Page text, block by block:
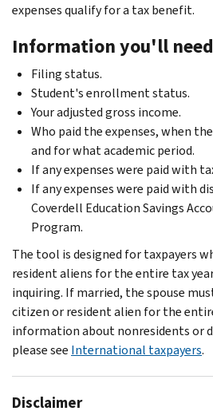
expenses qualify for a tax benefit.
Information you'll need
Filing status.
Student's enrollment status.
Your adjusted gross income.
Who paid the expenses, when
and for what academic period.
If any expenses were paid with
If any expenses were paid with
Coverdell Education Savings
Program.
The tool is designed for taxpayers
resident aliens for the entire tax
inquiring. If married, the spouse
citizen or resident alien for the
information about nonresidents or
please see International taxpayers.
Disclaimer